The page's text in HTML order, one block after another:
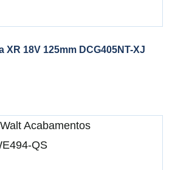
XR 18V 125mm DCG405NT-XJ